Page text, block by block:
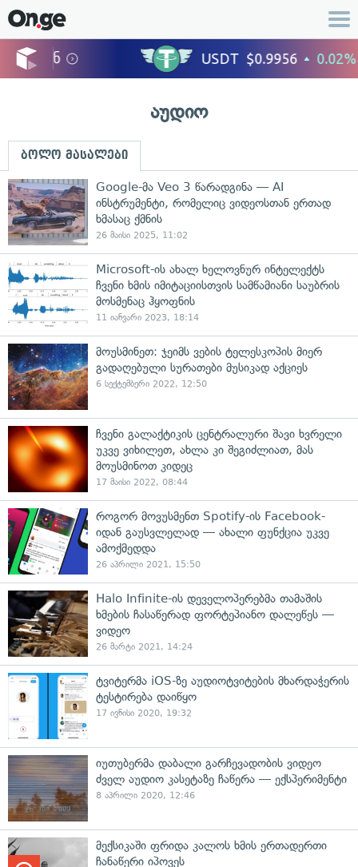
აუდიო
ბოლო მასალები
Google-მა Veo 3 წარადგინა — AI
ინსტრუმენტი, რომელიც ვიდეოსთან ერთად
ხმასაც ქმნის
26 მაისი 2025, 11:02
Microsoft-ის ახალ ხელოვნურ ინტელექტს
ჩვენი ხმის იმიტაციისთვის სამწამიანი საუბრის
მოსმენაც ჰყოფნის
11 იანვარი 2023, 18:14
მოუსმინეთ: ჯეიმს ვების ტელესკოპის მიერ
გადაღებული სურათები მუსიკად აქციეს
6 სექტემბერი 2022, 12:50
ჩვენი გალაქტიკის ცენტრალური შავი ხვრელი
უკვე ვიხილეთ, ახლა კი შეგიძლიათ, მას
მოუსმინოთ კიდეც
17 მაისი 2022, 08:44
როგორ მოვუსმენთ Spotify-ის Facebook-
იდან გაუსვლელად — ახალი ფუნქცია უკვე
ამოქმედდა
26 აპრილი 2021, 15:50
Halo Infinite-ის დეველოპერებმა თამაშის
ხმების ჩასაწერად ფორტეპიანო დალეწეს —
ვიდეო
26 მარტი 2021, 14:24
ტვიტერმა iOS-ზე აუდიოტვიტების მხარდაჭერის
ტესტირება დაიწყო
17 ივნისი 2020, 19:32
იუთუბერმა დაბალი გარჩევადობის ვიდეო
ძველ აუდიო კასეტაზე ჩაწერა — ექსპერიმენტი
8 აპრილი 2020, 12:46
მექსიკაში ფრიდა კალოს ხმის ერთადერთი
ჩანაწერი იპოვეს